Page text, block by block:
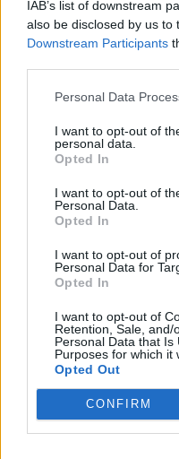
IAB’s list of downstream
also be disclosed by us to
Downstream Participants
Personal Data
I want to opt-out of
personal data.
Opted In
I want to opt-out of
Personal Data.
Opted In
I want to opt-out of
Personal Data for
Opted In
I want to opt-out of
Retention, Sale, and/
Personal Data that Is
Purposes for which it
Opted Out
CONFIRM
került.
bejelentette az
közösségi média
Hozzátette, hogy
volna, de büszke
vívott egy nagy háborút.